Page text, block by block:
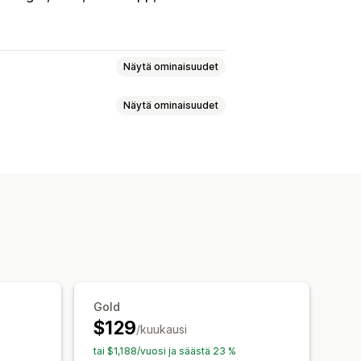
Näytä ominaisuudet
Näytä ominaisuudet
Gold
$129/kuukausi
tai $1,188/vuosi ja säästä 23 %